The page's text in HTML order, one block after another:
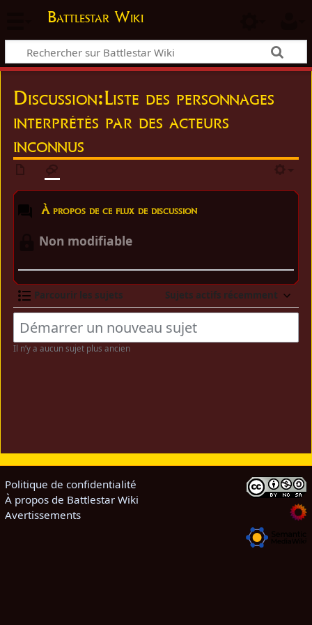
Battlestar Wiki
Discussion:Liste des personnages
interprétés par des acteurs
inconnus
À propos de ce flux de discussion
Non modifiable
Parcourir les sujets Sujets actifs récemment
Il n’y a aucun sujet plus ancien
Politique de confidentialité
À propos de Battlestar Wiki
Avertissements